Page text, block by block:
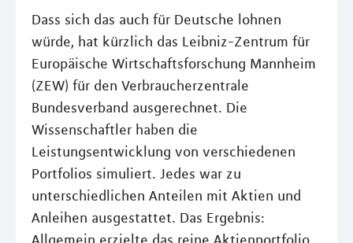
Dass sich das auch für Deutsche lohnen
würde, hat kürzlich das Leibniz-Zentrum für
Europäische Wirtschaftsforschung Mannheim
(ZEW) für den Verbraucherzentrale
Bundesverband ausgerechnet. Die
Wissenschaftler haben die
Leistungsentwicklung von verschiedenen
Portfolios simuliert. Jedes war zu
unterschiedlichen Anteilen mit Aktien und
Anleihen ausgestattet. Das Ergebnis: